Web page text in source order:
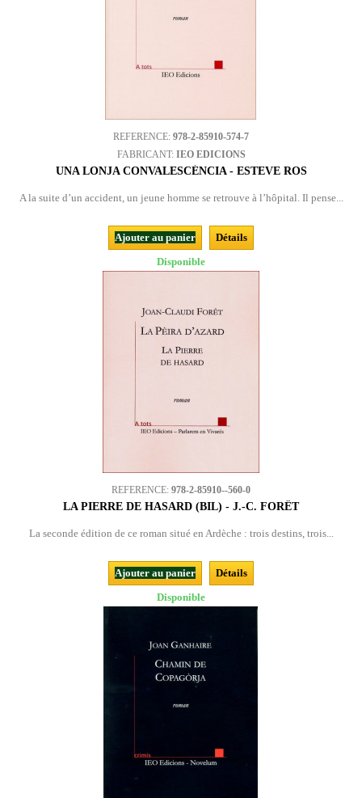
REFERENCE: 978-2-85910-574-7
FABRICANT: IEO EDICIONS
UNA LONJA CONVALESCÉNCIA - ESTEVE ROS
A la suite d’un accident, un jeune homme se retrouve à l’hôpital. Il pense...
Ajouter au panier
Détails
Disponible
REFERENCE: 978-2-85910--560-0
LA PIERRE DE HASARD (BIL) - J.-C. FORÊT
La seconde édition de ce roman situé en Ardèche : trois destins, trois...
Ajouter au panier
Détails
Disponible